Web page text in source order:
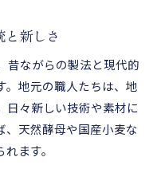
と新しさ
昔ながらの製法と現代的
。地元の職人たちは、地
日々新しい技術や素材に
、天然酵母や国産小麦な
ます。